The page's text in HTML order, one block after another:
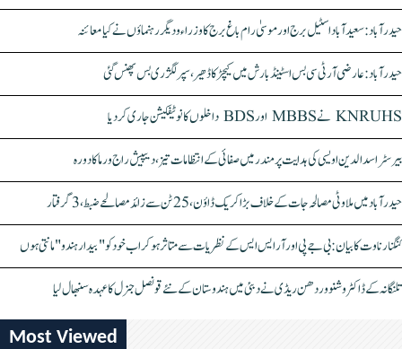
حیدرآباد: سعیدآباد اسٹیل برج اور موسیٰ رام باغ برج کا وزراء و دیگر رہنماؤں نے کیا معائنہ
حیدرآباد: عارضی آر ٹی سی بس اسٹینڈ بارش میں کیچڑ کا ڈھیر، سپر لگژری بس پھنس گئی
KNRUHS نے MBBS اور BDS داخلوں کا نوٹیفکیشن جاری کر دیا
بیرسٹر اسدالدین اویسی کی ہدایت پر مندر میں صفائی کے انتظامات تیز، دیپیش راج ورما کا دورہ
حیدرآباد میں ملاوٹی مصالحہ جات کے خلاف بڑا کریک ڈاؤن، 25 ٹن سے زائد مصالحے ضبط، 3 گرفتار
کنگنا رناوت کا بیان: بی جے پی اور آر ایس ایس کے نظریات سے متاثر ہو کر اب خود کو "بیدار ہندو" مانتی ہوں
تلنگانہ کے ڈاکٹر وشنو وردھن ریڈی نے دبئی میں ہندوستان کے نئے قونصل جنرل کا عہدہ سنبھال لیا
Most Viewed